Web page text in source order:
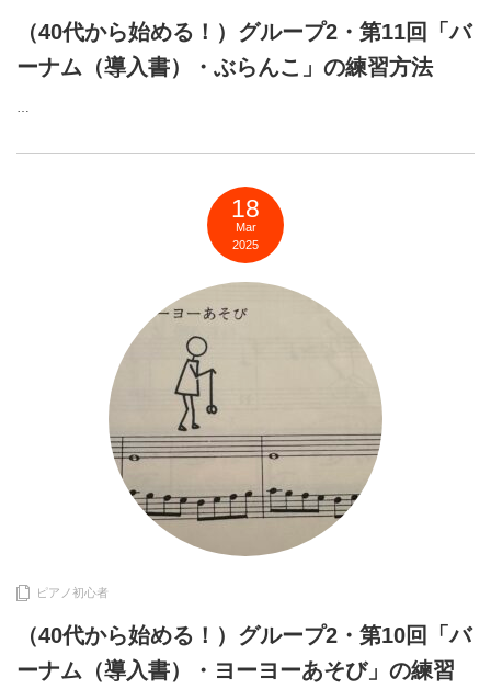
（40代から始める！）グループ2・第11回「バ
ーナム（導入書）・ぶらんこ」の練習方法
…
18
Mar
2025
ピアノ初心者
（40代から始める！）グループ2・第10回「バ
ーナム（導入書）・ヨーヨーあそび」の練習